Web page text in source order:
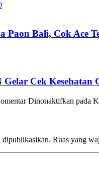
Paon Bali, Cok Ace
Cek
Dinonaktifkan pada
dipublikasikan. Ruas yang